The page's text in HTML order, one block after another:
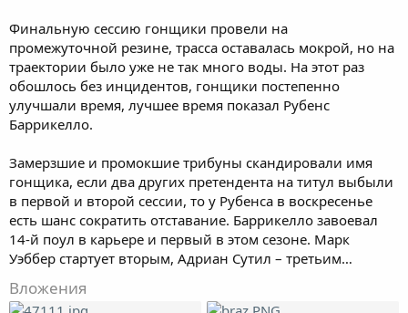
Финальную сессию гонщики провели на
промежуточной резине, трасса оставалась мокрой, но на
траектории было уже не так много воды. На этот раз
обошлось без инцидентов, гонщики постепенно
улучшали время, лучшее время показал Рубенс
Баррикелло.
Замерзшие и промокшие трибуны скандировали имя
гонщика, если два других претендента на титул выбыли
в первой и второй сессии, то у Рубенса в воскресенье
есть шанс сократить отставание. Баррикелло завоевал
14-й поул в карьере и первый в этом сезоне. Марк
Уэббер стартует вторым, Адриан Сутил – третьим…
Вложения